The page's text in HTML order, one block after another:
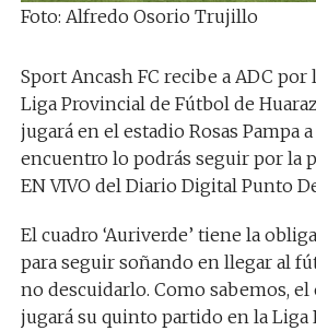
Foto: Alfredo Osorio Trujillo
Sport Ancash FC recibe a ADC por
Liga Provincial de Fútbol de
jugará en el estadio Rosas Pampa
encuentro lo podrás seguir por la
EN VIVO del Diario Digital Punto
El cuadro ‘Auriverde’ tiene la
para seguir soñando en llegar al
no descuidarlo. Como sabemos,
jugará su quinto partido en la Liga